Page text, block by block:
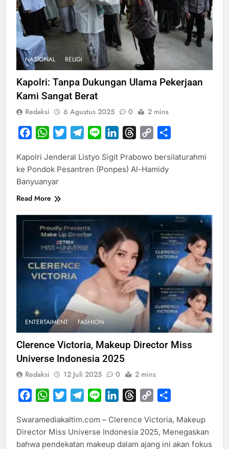
NASIONAL RELIGI
Kapolri: Tanpa Dukungan Ulama Pekerjaan
Kami Sangat Berat
Redaksi 6 Agustus 2025 0 2 mins
FacebookWhatsApp
TwitterTelegram
Line LinkedInThreads
Copy
Kapolri Jenderal Listyo Sigit Prabowo bersilaturahmi
ke Pondok Pesantren (Ponpes) Al-Hamidy
Banyuanyar
Read More
ENTERTAIMENT FASHION
Clerence Victoria, Makeup Director Miss
Universe Indonesia 2025
Redaksi 12 Juli 2025 0 2 mins
FacebookWhatsApp
TwitterTelegram
Line LinkedInThreads
Copy
Swaramediakaltim.com – Clerence Victoria, Makeup
Director Miss Universe Indonesia 2025, Menegaskan
bahwa pendekatan makeup dalam ajang ini akan fokus